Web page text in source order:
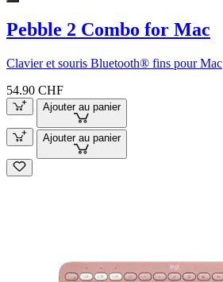
Pebble 2 Combo for Mac
Clavier et souris Bluetooth® fins pour Mac
54.90 CHF
Ajouter au panier
Ajouter au panier